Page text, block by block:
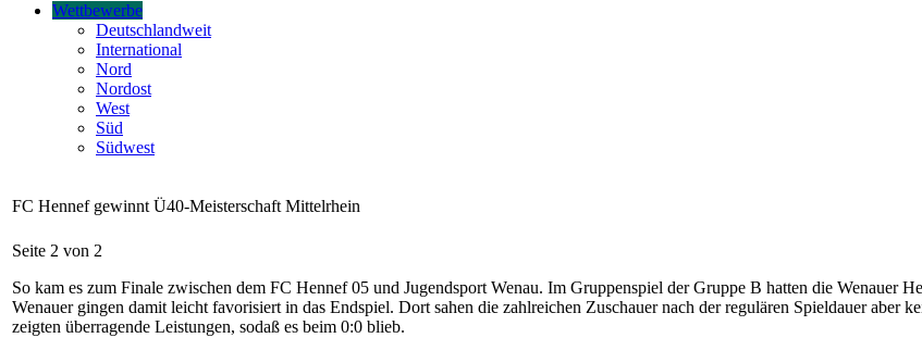
Wettbewerbe
Deutschlandweit
International
Nord
Nordost
West
Süd
Südwest
FC Hennef gewinnt Ü40-Meisterschaft Mittelrhein
Seite 2 von 2
So kam es zum Finale zwischen dem FC Hennef 05 und Jugendsport Wenau. Im Gruppenspiel der Gruppe B hatten die Wenauer
Wenauer gingen damit leicht favorisiert in das Endspiel. Dort sahen die zahlreichen Zuschauer nach der regulären Spieldauer aber
zeigten überragende Leistungen, sodaß es beim 0:0 blieb.